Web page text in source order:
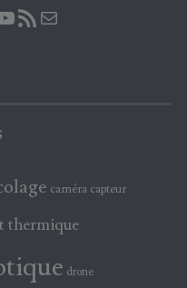
YouTube
Flux RSS
caméra capteur
thermique
drone